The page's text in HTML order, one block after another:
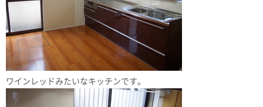
ワインレッドみたいなキッチンです。